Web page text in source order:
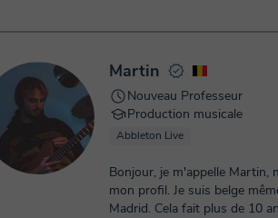
Martin
Nouveau Professeur
Production musicale
Abbleton Live
Bonjour, je m'appelle Martin,
mon profil. Je suis belge
Madrid. Cela fait plus de 10